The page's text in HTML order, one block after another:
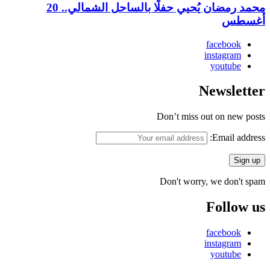
محمد رمضان يُحيي حفلًا بالساحل الشمالي.. 20
أغسطس
facebook
instagram
youtube
Newsletter
Don’t miss out on new posts
Email address:
Don't worry, we don't spam
Follow us
facebook
instagram
youtube